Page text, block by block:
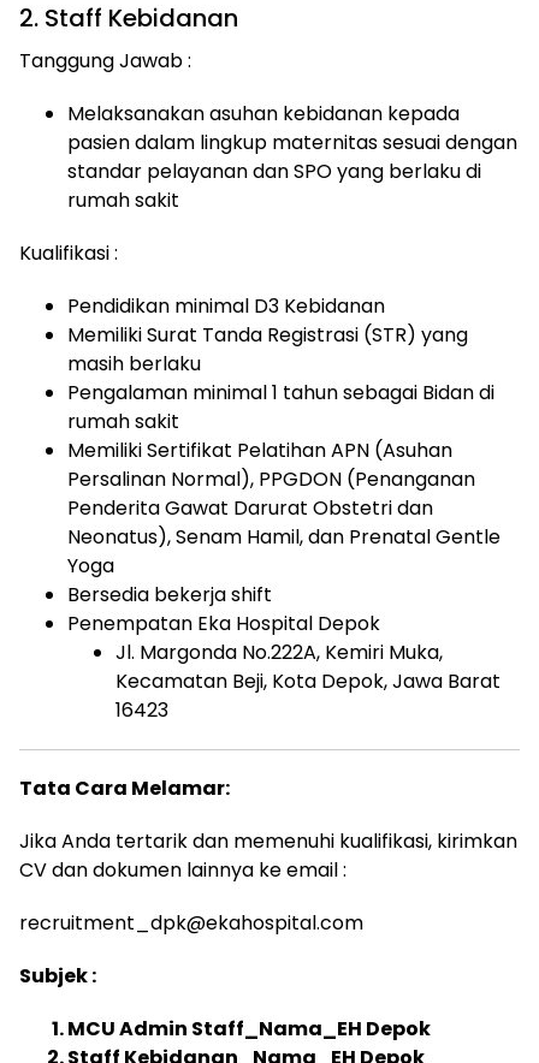
2. Staff Kebidanan
Tanggung Jawab :
Melaksanakan asuhan kebidanan kepada
pasien dalam lingkup maternitas sesuai dengan
standar pelayanan dan SPO yang berlaku di
rumah sakit
Kualifikasi :
Pendidikan minimal D3 Kebidanan
Memiliki Surat Tanda Registrasi (STR) yang
masih berlaku
Pengalaman minimal 1 tahun sebagai Bidan di
rumah sakit
Memiliki Sertifikat Pelatihan APN (Asuhan
Persalinan Normal), PPGDON (Penanganan
Penderita Gawat Darurat Obstetri dan
Neonatus), Senam Hamil, dan Prenatal Gentle
Yoga
Bersedia bekerja shift
Penempatan Eka Hospital Depok
Jl. Margonda No.222A, Kemiri Muka,
Kecamatan Beji, Kota Depok, Jawa Barat
16423
Tata Cara Melamar:
Jika Anda tertarik dan memenuhi kualifikasi, kirimkan
CV dan dokumen lainnya ke email :
recruitment_dpk@ekahospital.com
Subjek :
MCU Admin Staff_Nama_EH Depok